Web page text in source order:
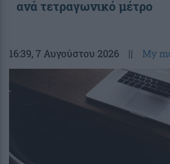
ανά τετραγωνικό μέτρο
16:39, 7 Αυγούστου 2026 || My